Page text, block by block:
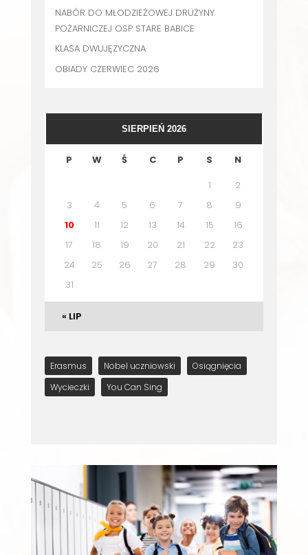
NABÓR DO MŁODZIEŻOWEJ DRUŻYNY
POŻARNICZEJ OSP STARE BABICE
KLASA DWUJĘZYCZNA
OBIADY CZERWIEC 2026
SIERPIEŃ 2026
P W Ś C P S
N
1
2
3
4 5 6 7 8
9
10
11 12 13 14 15
16
17
18 19 20 21 22
23
24
25 26 27 28 29
30
31
« LIP
Erasmus Nobel uczniowski
Osiągnięcia
Wycieczki
You Can Sing